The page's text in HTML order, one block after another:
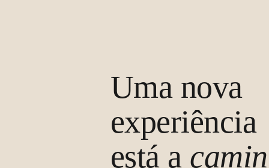
Uma nova
experiência
está a